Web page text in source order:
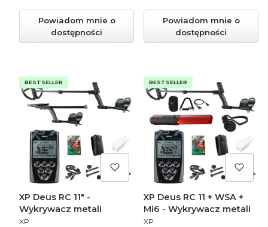
Powiadom mnie o
dostępności
Powiadom mnie o
dostępności
BESTSELLER
XP Deus RC 11" -
Wykrywacz metali
PRODUCENT
XP
BESTSELLER
XP Deus RC 11 + WSA +
Mi6 - Wykrywacz metali
PRODUCENT
XP